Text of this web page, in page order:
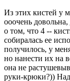
Из этих кистей у
ооочень
о том, что 4 --
собиралась ее
получилось, у
но нанести их на
она не
руки-крюки?))